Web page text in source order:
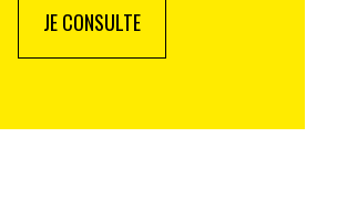
économique qui a pu, à
éthiques. Je crois que
pleinement en compte les enjeux
JE CONSULTE